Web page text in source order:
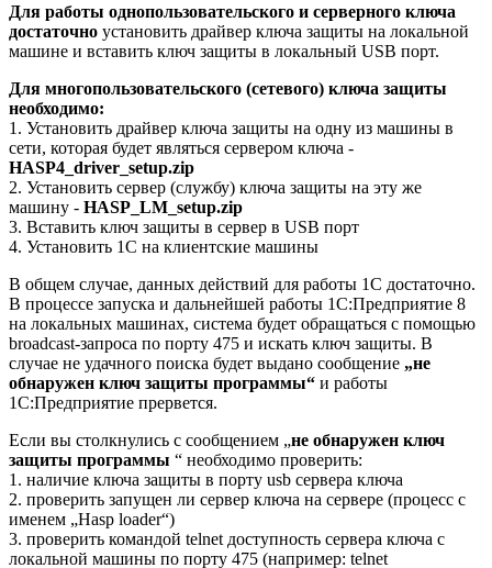
Для работы однопользовательского и серверного ключа
достаточно установить драйвер ключа защиты на локальной
машине и вставить ключ защиты в локальный USB порт.
Для многопользовательского (сетевого) ключа защиты
необходимо:
1. Установить драйвер ключа защиты на одну из машины в
сети, которая будет являться сервером ключа -
HASP4_driver_setup.zip
2. Установить сервер (службу) ключа защиты на эту же
машину - HASP_LM_setup.zip
3. Вставить ключ защиты в сервер в USB порт
4. Установить 1С на клиентские машины
В общем случае, данных действий для работы 1С достаточно.
В процессе запуска и дальнейшей работы 1С:Предприятие 8
на локальных машинах, система будет обращаться с помощью
broadcast-запроса по порту 475 и искать ключ защиты. В
случае не удачного поиска будет выдано сообщение „не
обнаружен ключ защиты программы“ и работы
1С:Предприятие прервется.
Если вы столкнулись с сообщением „не обнаружен ключ
защиты программы “ необходимо проверить:
1. наличие ключа защиты в порту usb сервера ключа
2. проверить запущен ли сервер ключа на сервере (процесс с
именем „Hasp loader“)
3. проверить командой telnet доступность сервера ключа с
локальной машины по порту 475 (например: telnet